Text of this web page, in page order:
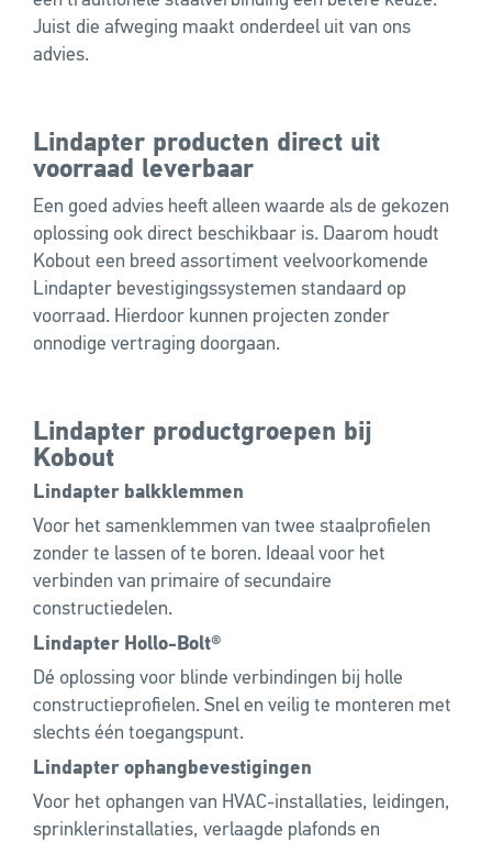
Juist die afweging maakt onderdeel uit van ons
advies.
Lindapter producten direct uit
voorraad leverbaar
Een goed advies heeft alleen waarde als de gekozen
oplossing ook direct beschikbaar is. Daarom houdt
Kobout een breed assortiment veelvoorkomende
Lindapter bevestigingssystemen standaard op
voorraad. Hierdoor kunnen projecten zonder
onnodige vertraging doorgaan.
Lindapter productgroepen bij
Kobout
Lindapter balkklemmen
Voor het samenklemmen van twee staalprofielen
zonder te lassen of te boren. Ideaal voor het
verbinden van primaire of secundaire
constructiedelen.
Lindapter Hollo-Bolt®
Dé oplossing voor blinde verbindingen bij holle
constructieprofielen. Snel en veilig te monteren met
slechts één toegangspunt.
Lindapter ophangbevestigingen
Voor het ophangen van HVAC-installaties, leidingen,
sprinklerinstallaties, verlaagde plafonds en